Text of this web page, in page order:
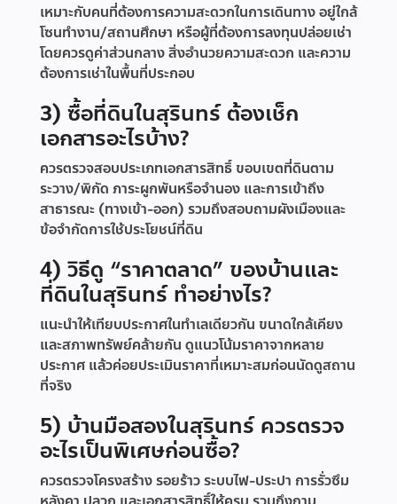
เหมาะกับคนที่ต้องการความสะดวกในการเดินทาง อยู่ใกล้
โซนทำงาน/สถานศึกษา หรือผู้ที่ต้องการลงทุนปล่อยเช่า
โดยควรดูค่าส่วนกลาง สิ่งอำนวยความสะดวก และความ
ต้องการเช่าในพื้นที่ประกอบ
3) ซื้อที่ดินในสุรินทร์ ต้องเช็ก
เอกสารอะไรบ้าง?
ควรตรวจสอบประเภทเอกสารสิทธิ์ ขอบเขตที่ดินตาม
ระวาง/พิกัด ภาระผูกพันหรือจำนอง และการเข้าถึง
สาธารณะ (ทางเข้า-ออก) รวมถึงสอบถามผังเมืองและ
ข้อจำกัดการใช้ประโยชน์ที่ดิน
4) วิธีดู “ราคาตลาด” ของบ้านและ
ที่ดินในสุรินทร์ ทำอย่างไร?
แนะนำให้เทียบประกาศในทำเลเดียวกัน ขนาดใกล้เคียง
และสภาพทรัพย์คล้ายกัน ดูแนวโน้มราคาจากหลาย
ประกาศ แล้วค่อยประเมินราคาที่เหมาะสมก่อนนัดดูสถาน
ที่จริง
5) บ้านมือสองในสุรินทร์ ควรตรวจ
อะไรเป็นพิเศษก่อนซื้อ?
ควรตรวจโครงสร้าง รอยร้าว ระบบไฟ-ประปา การรั่วซึม